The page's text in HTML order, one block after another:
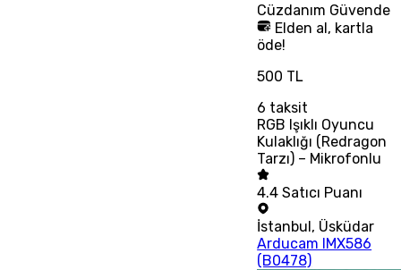
Cüzdanım Güvende
Elden al, kartla
öde!
500 TL
6 taksit
RGB Işıklı Oyuncu
Kulaklığı (Redragon
Tarzı) – Mikrofonlu
4.4 Satıcı Puanı
İstanbul, Üsküdar
Arducam IMX586
(B0478)